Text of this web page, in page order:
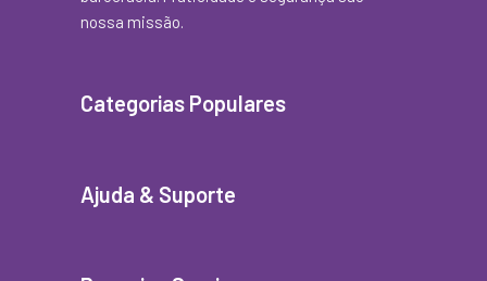
nossa missão.
Categorias Populares
Ajuda & Suporte